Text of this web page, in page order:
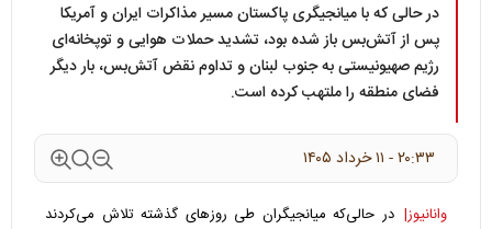
در حالی که با میانجیگری پاکستان مسیر مذاکرات ایران و آمریکا
پس از آتش‌بس باز شده بود، تشدید حملات هوایی و توپخانه‌ای
رژیم صهیونیستی به جنوب لبنان و تداوم نقض آتش‌بس، بار دیگر
فضای منطقه را ملتهب کرده است.
۲۰:۳۳ - ۱۱ خرداد ۱۴۰۵
وانانیوز| در حالی‌که میانجیگران طی روزهای گذشته تلاش می‌کردند